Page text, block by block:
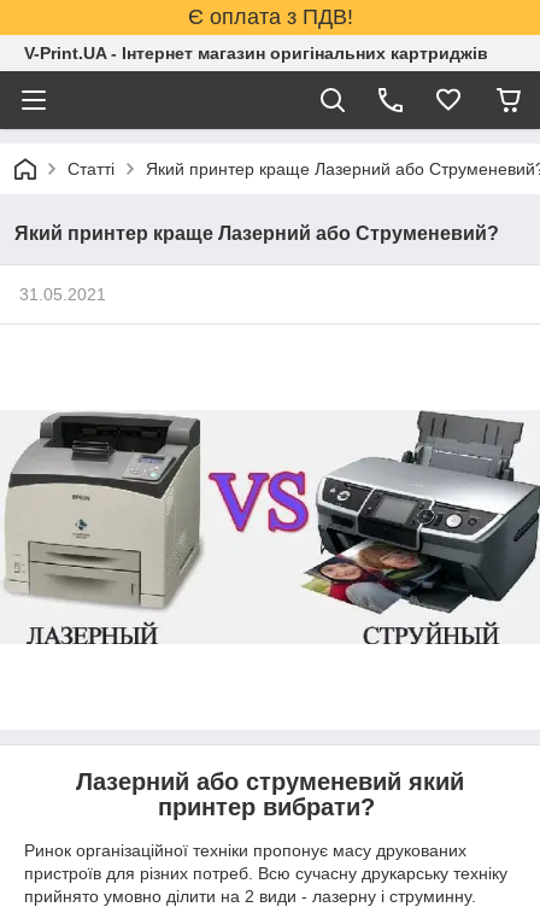
Є оплата з ПДВ!
V-Print.UA - Інтернет магазин оригінальних картриджів
Статті Який принтер краще Лазерний або
Який принтер краще Лазерний або Струменевий?
31.05.2021
Лазерний або струменевий який
принтер вибрати?
Ринок організаційної техніки пропонує масу друкованих
пристроїв для різних потреб. Всю сучасну друкарську техніку
прийнято умовно ділити на 2 види - лазерну і струминну.